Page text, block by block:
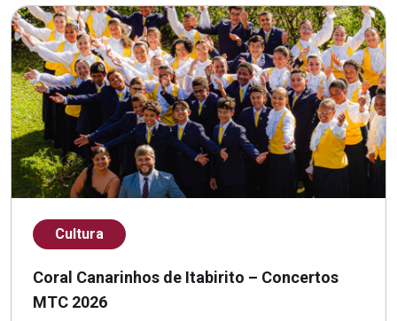
Cultura
Coral Canarinhos de Itabirito – Concertos
MTC 2026